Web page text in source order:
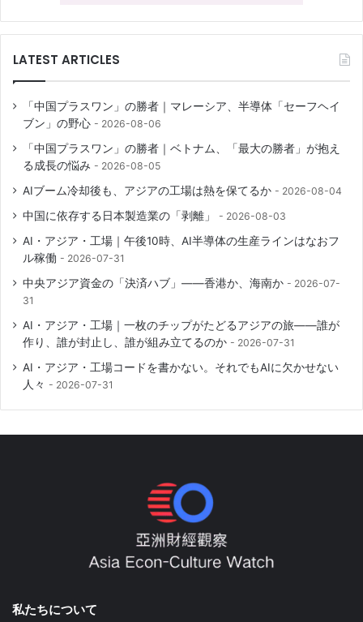
LATEST ARTICLES
「中国プラスワン」の勝者｜マレーシア、半導体「セーフヘイ
ブン」の野心
2026-08-06
「中国プラスワン」の勝者｜ベトナム、「最大の勝者」が抱え
る成長の悩み
2026-08-05
AIブーム冷却後も、アジアの工場は熱を保てるか 2026-08-04
中国に依存する日本製造業の「剥離」 2026-08-03
AI・アジア・工場｜午後10時、AI半導体の生産ラインはなおフ
ル稼働
2026-07-31
中央アジア資金の「決済ハブ」――香港か、海南か
2026-07-
31
AI・アジア・工場｜一枚のチップがたどるアジアの旅――誰が
作り、誰が封止し、誰が組み立てるのか
2026-07-31
AI・アジア・工場コードを書かない。それでもAIに欠かせない
人々
2026-07-31
私たちについて